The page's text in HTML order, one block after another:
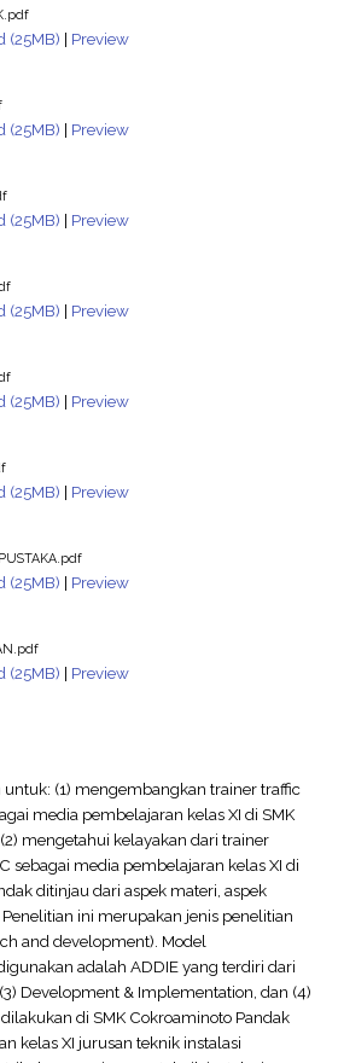
(25MB) | Preview
(25MB) | Preview
(25MB) | Preview
(25MB) | Preview
(25MB) | Preview
(25MB) | Preview
(25MB) | Preview
(25MB) | Preview
(1) mengembangkan trainer traffic
media pembelajaran kelas XI di SMK
mengetahui kelayakan dari trainer
sebagai media pembelajaran kelas XI di
ditinjau dari aspek materi, aspek
ini merupakan jenis penelitian
and development). Model
adalah ADDIE yang terdiri dari
Development & Implementation, dan (4)
di SMK Cokroaminoto Pandak
kelas XI jurusan teknik instalasi